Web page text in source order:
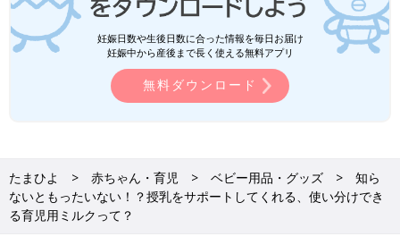
妊娠日数や生後日数に合った情報を毎日お届け
妊娠中から産後まで長く使える無料アプリ
無料ダウンロード
たまひよ 赤ちゃん・育児 ベビー用品・グッズ
知ら
ないともったいない！？授乳をサポートしてくれる、使い分けでき
る育児用ミルクって？